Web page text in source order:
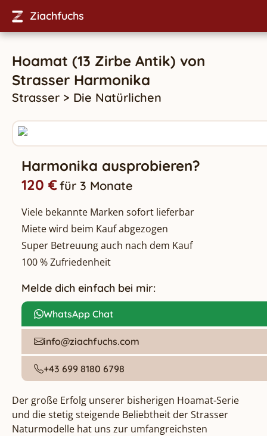
Ziachfuchs
Hoamat (13 Zirbe Antik) von
Strasser Harmonika
Strasser > Die Natürlichen
Harmonika ausprobieren?
120 €für 3 Monate
Viele bekannte Marken sofort lieferbar
Miete wird beim Kauf abgezogen
Super Betreuung auch nach dem Kauf
100 % Zufriedenheit
Melde dich einfach bei mir:
WhatsApp Chat
info@ziachfuchs.com
+43 699 8180 6798
Der große Erfolg unserer bisherigen Hoamat-Serie
und die stetig steigende Beliebtheit der Strasser
Naturmodelle hat uns zur umfangreichsten